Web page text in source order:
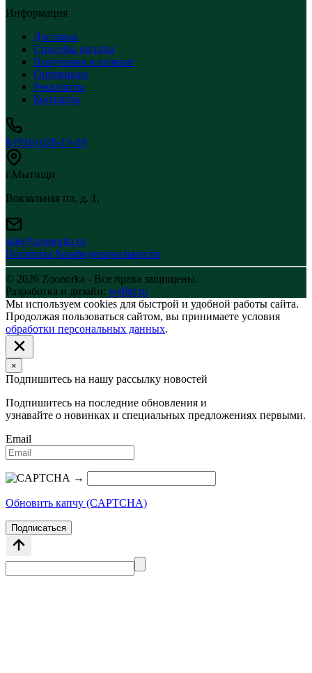
Информация
Доставка
Способы оплаты
Получение и возврат
Оптовикам
Реквизиты
Контакты
8 (916) 028-19-19
г.Мытищи
Вокзальная пл, д. 1,
sale@zoonorka.ru
Политика Конфиденциальности
© 2026 Zoonorka - Все права защищены.
Разработка и дизайн: welldi.ru
Мы используем cookies для быстрой и удобной работы сайта.
Продолжая пользоваться сайтом, вы принимаете условия
обработки персональных данных.
×
Подпишитесь на нашу рассылку новостей
Подпишитесь на последние обновления и
узнавайте о новинках и специальных предложениях первыми.
Email
→
Обновить капчу (CAPTCHA)
Подписаться